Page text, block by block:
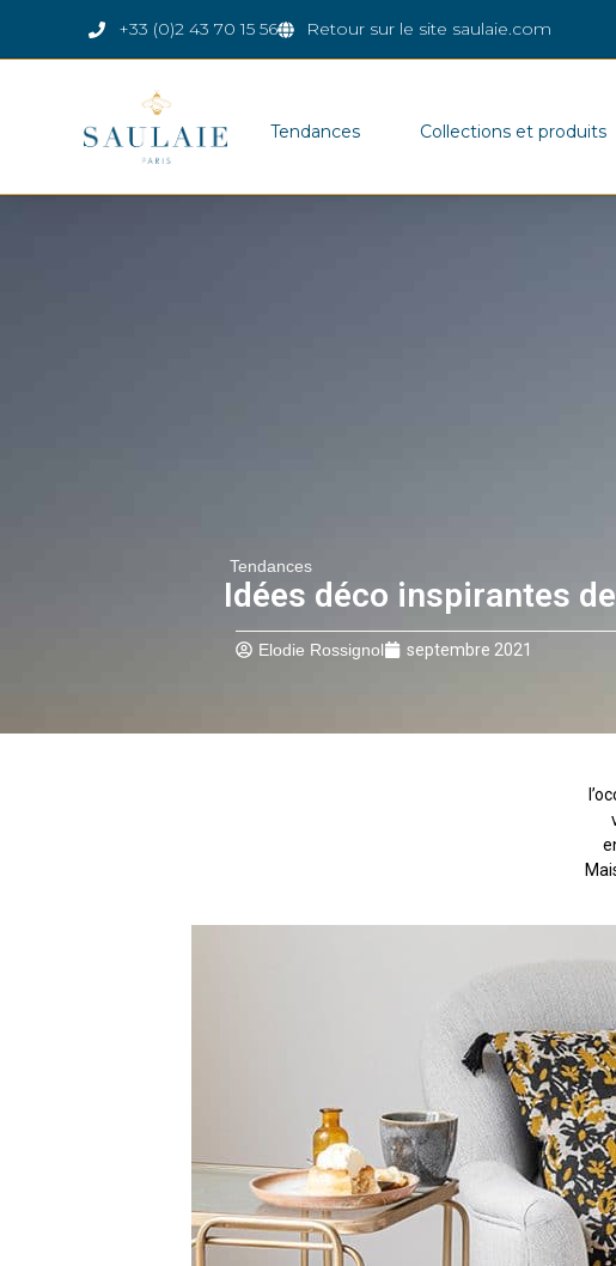
+33 (0)2 43 70 15 56 Retour sur le site saulaie.com
Tendances Collections et produits
Tendances
Idées déco inspirantes
Elodie Rossignol septembre 2021